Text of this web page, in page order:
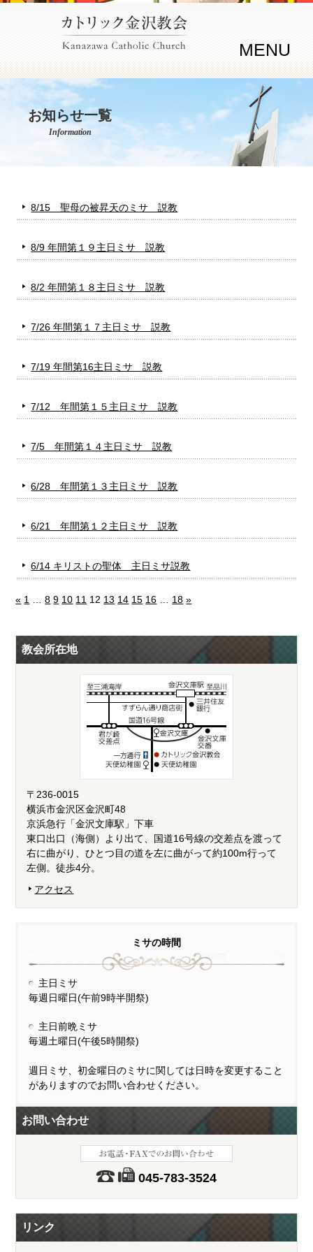
MENU
お知らせ一覧
Information
8/15 聖母の被昇天のミサ 説教
8/9 年間第１９主日ミサ 説教
8/2 年間第１８主日ミサ 説教
7/26 年間第１７主日ミサ 説教
7/19 年間第16主日ミサ 説教
7/12 年間第１５主日ミサ 説教
7/5 年間第１４主日ミサ 説教
6/28 年間第１３主日ミサ 説教
6/21 年間第１２主日ミサ 説教
6/14 キリストの聖体 主日ミサ説教
« 1 8 9 10 11 12 13 14 15 16 18 »
教会所在地
〒236-0015
横浜市金沢区金沢町48
京浜急行「金沢文庫駅」下車
東口出口（海側）より出て、国道16号線の交差点を渡って
右に曲がり、ひとつ目の道を左に曲がって約100m行って
左側。徒歩4分。
アクセス
ミサの時間
主日ミサ
毎週日曜日(午前9時半開祭)
主日前晩ミサ
毎週土曜日(午後5時開祭)
週日ミサ、初金曜日のミサに関しては日時を変更すること
がありますのでお問い合わせください。
お問い合わせ
045-783-3524
リンク